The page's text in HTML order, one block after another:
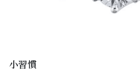
線上選物
小習慣